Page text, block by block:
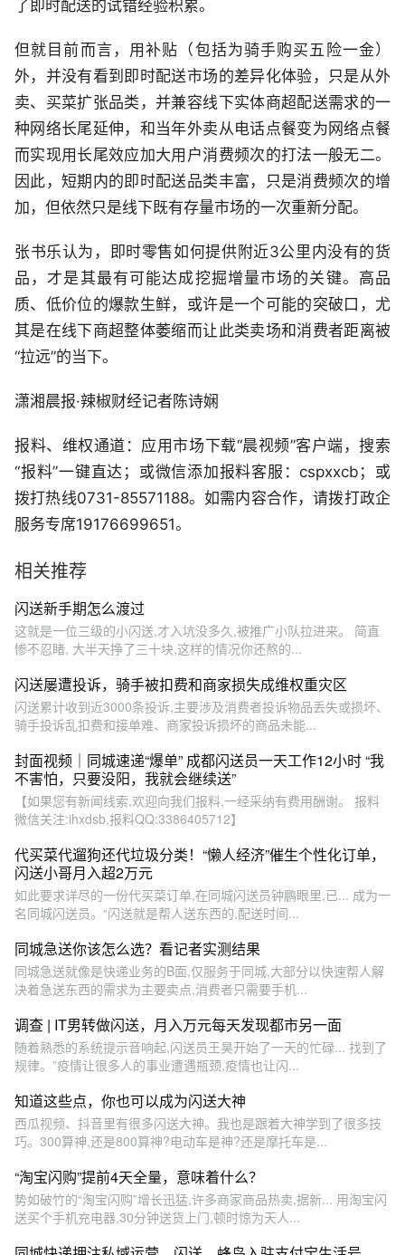
了即时配送的试错经验积累。
但就目前而言，用补贴（包括为骑手购买五险一金）
外，并没有看到即时配送市场的差异化体验，只是从外
卖、买菜扩张品类，并兼容线下实体商超配送需求的一
种网络长尾延伸，和当年外卖从电话点餐变为网络点餐
而实现用长尾效应加大用户消费频次的打法一般无二。
因此，短期内的即时配送品类丰富，只是消费频次的增
加，但依然只是线下既有存量市场的一次重新分配。
张书乐认为，即时零售如何提供附近3公里内没有的货
品，才是其最有可能达成挖掘增量市场的关键。高品
质、低价位的爆款生鲜，或许是一个可能的突破口，尤
其是在线下商超整体萎缩而让此类卖场和消费者距离被
“拉远”的当下。
潇湘晨报·辣椒财经记者陈诗娴
报料、维权通道：应用市场下载“晨视频”客户端，搜索
“报料”一键直达；或微信添加报料客服：cspxxcb；或
拨打热线0731-85571188。如需内容合作，请拨打政企
服务专席19176699651。
相关推荐
闪送新手期怎么渡过
这就是一位三级的小闪送,才入坑没多久,被推广小队拉进来。 简直
惨不忍睹, 大半天挣了三十块,这样的情况你还熬的...
闪送屡遭投诉，骑手被扣费和商家损失成维权重灾区
闪送累计收到近3000条投诉,主要涉及消费者投诉物品丢失或损坏、
骑手投诉乱扣费和接单难、商家投诉损坏的商品未能...
封面视频｜同城速递“爆单” 成都闪送员一天工作12小时 “我
不害怕，只要没阳，我就会继续送”
【如果您有新闻线索,欢迎向我们报料,一经采纳有费用酬谢。 报料
微信关注:ihxdsb,报料QQ:3386405712】
代买菜代遛狗还代垃圾分类！“懒人经济”催生个性化订单，
闪送小哥月入超2万元
如此要求详尽的一份代买菜订单,在同城闪送员钟鹏眼里,已... 成为一
名同城闪送员。“闪送就是帮人送东西的,配送时间...
同城急送你该怎么选？看记者实测结果
同城急送就像是快递业务的B面,仅服务于同城,大部分以快速帮人解
决着急送东西的需求为主要卖点,消费者只需要手机...
调查 | IT男转做闪送，月入万元每天发现都市另一面
随着熟悉的系统提示音响起,闪送员王昊开始了一天的忙碌... 找到了
规律。”疫情让很多人的事业遭遇瓶颈,疫情也让闪...
知道这些点，你也可以成为闪送大神
西瓜视频、抖音里有很多闪送大神。我也是跟着大神学到了很多技
巧。300算神,还是800算神?电动车是神?还是摩托车是...
“淘宝闪购”提前4天全量，意味着什么？
势如破竹的“淘宝闪购”增长迅猛,许多商家商品热卖,据新... 用淘宝闪
送买个手机充电器,30分钟送货上门,顿时惊为天人...